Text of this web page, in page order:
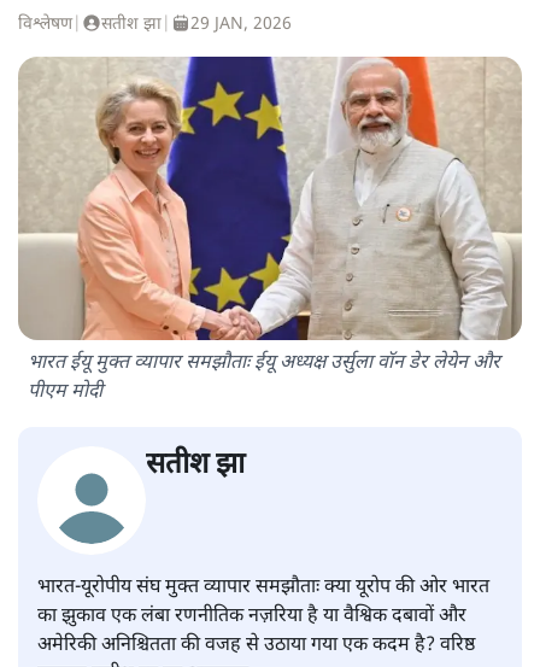
विश्लेषण| सतीश झा 29 JAN, 2026
भारत ईयू मुक्त व्यापार समझौताः ईयू अध्यक्ष उर्सुला वॉन डेर लेयेन और
पीएम मोदी
सतीश झा
भारत-यूरोपीय संघ मुक्त व्यापार समझौताः क्या यूरोप की ओर भारत
का झुकाव एक लंबा रणनीतिक नज़रिया है या वैश्विक दबावों और
अमेरिकी अनिश्चितता की वजह से उठाया गया एक कदम है? वरिष्ठ